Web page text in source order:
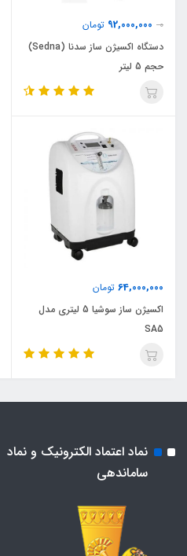
0
92,000,000 تومان
دستگاه اکسیژن ساز سدنا (Sedna)
حجم 5 لیتر
64,000,000 تومان
اکسیژن ساز سوشیا 5 لیتری مدل
SA5
نماد اعتماد الکترونیک و نماد
ساماندهی